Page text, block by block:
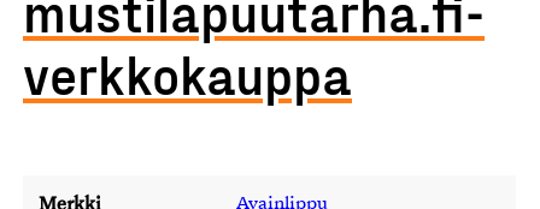
verkkokauppa
Merkki Avainlippu